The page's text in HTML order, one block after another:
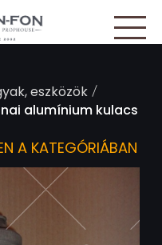
eszközök/
alumínium kulacs
A KATEGÓRIÁBAN